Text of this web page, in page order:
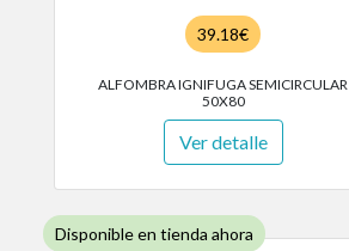
39.18€
ALFOMBRA IGNIFUGA SEMICIRCULAR
50X80
Ver detalle
Disponible en tienda ahora